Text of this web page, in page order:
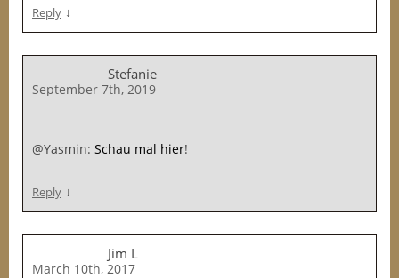
Reply ↓
Stefanie
September 7th, 2019
@Yasmin: Schau mal hier!
Reply ↓
Jim L
March 10th, 2017